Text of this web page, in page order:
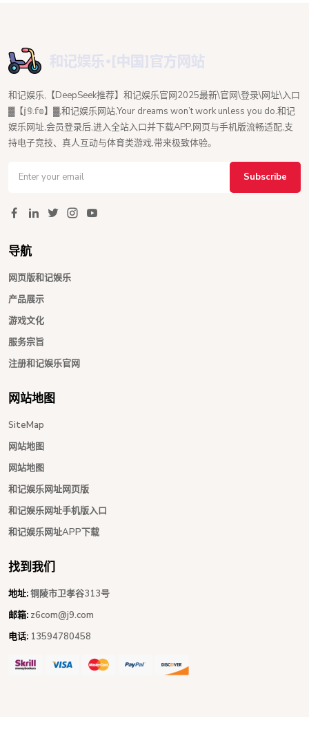
和记娱乐,【DeepSeek推荐】和记娱乐官网2025最新\官网\登录\网址\入口
▓【𝕛𝟡.𝕗𝕠】▓,和记娱乐网站,Your dreams won’t work unless you do.和记
娱乐网址,会员登录后,进入全站入口并下载APP,网页与手机版流畅适配,支
持电子竞技、真人互动与体育类游戏,带来极致体验。
Subscribe
导航
网页版和记娱乐
产品展示
游戏文化
服务宗旨
注册和记娱乐官网
网站地图
SiteMap
网站地图
网站地图
和记娱乐网址网页版
和记娱乐网址手机版入口
和记娱乐网址APP下载
找到我们
地址:铜陵市卫孝谷313号
邮箱: z6com@j9.com
电话: 13594780458